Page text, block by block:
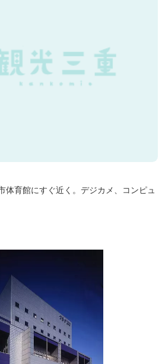
体育館にすぐ近く。デジカメ、コンピュ